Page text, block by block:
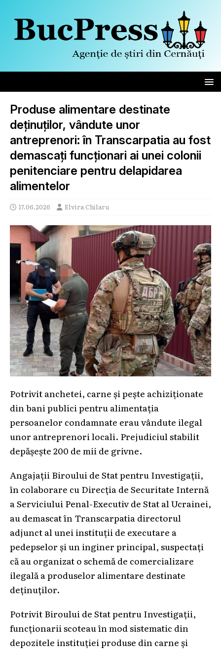
Produse alimentare destinate
deținuților, vândute unor
antreprenori: în Transcarpatia au fost
demascați funcționari ai unei colonii
penitenciare pentru delapidarea
alimentelor
17.06.2026 Elvira Chilaru
Potrivit anchetei, carne și pește achiziționate
din bani publici pentru alimentația
persoanelor condamnate erau vândute ilegal
unor antreprenori locali. Prejudiciul stabilit
depășește 200 de mii de grivne.
Angajații Biroului de Stat pentru Investigații,
în colaborare cu Direcția de Securitate Internă
a Serviciului Penal-Executiv de Stat al Ucrainei,
au demascat în Transcarpatia directorul
adjunct al unei instituții de executare a
pedepselor și un inginer principal, suspectați
că au organizat o schemă de comercializare
ilegală a produselor alimentare destinate
deținuților.
Potrivit Biroului de Stat pentru Investigații,
funcționarii scoteau în mod sistematic din
depozitele instituției produse din carne și